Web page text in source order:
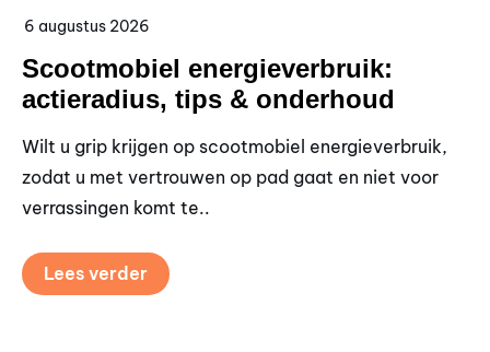
6 augustus 2026
Scootmobiel energieverbruik:
actieradius, tips & onderhoud
Wilt u grip krijgen op scootmobiel energieverbruik,
zodat u met vertrouwen op pad gaat en niet voor
verrassingen komt te..
Lees verder